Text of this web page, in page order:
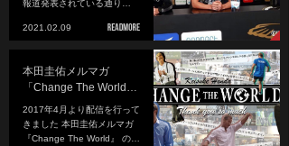
報道発表されている通り…
2021.02.09
本田圭佑メルマガ
「Change The World…
2017年4月より配信を行って
きました 本田圭佑メルマガ
『Change The World』 の…